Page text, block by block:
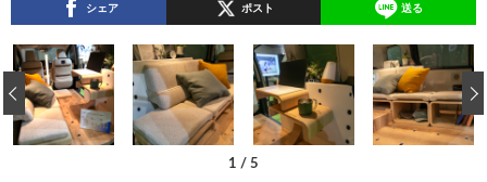
シェア ポスト 送る
1 / 5
‹